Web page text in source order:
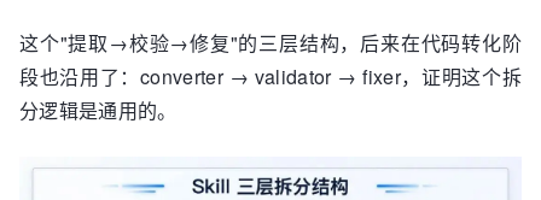
这个"提取→校验→修复"的三层结构，后来在代码转化阶
段也沿用了：converter → validator → fixer，证明这个拆
分逻辑是通用的。